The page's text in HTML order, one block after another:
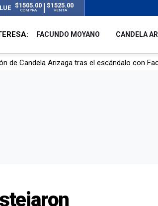
$1505.00
COMPRA
$1525.00
VENTA
FACUNDO MOYANO CANDELA
de Candela Arizaga tras el escándalo con
por su novia en San Luis: pasó seis